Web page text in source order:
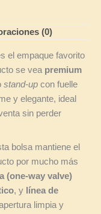
(0)
el empaque favorito
se vea premium
stand-up con fuelle
y elegante, ideal
sin perder
bolsa mantiene el
por mucho más
(one-way valve)
, y línea de
limpia y